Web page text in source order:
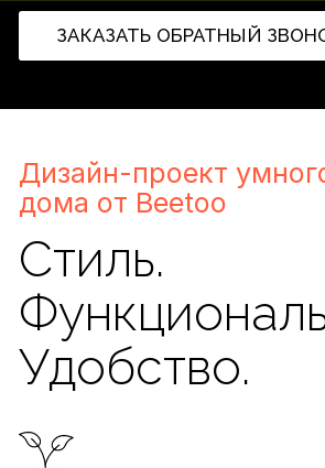
Стиль интерьера
Мебель и предметы
обстановки
Проектирование
От классики до hi-tech – подборка
осуществляется по каталогам
проверенных поставщиков,
гарантирующих качество материалов и
надежность изделий.